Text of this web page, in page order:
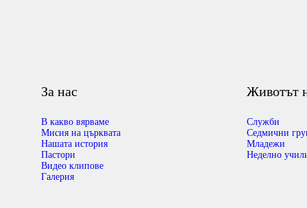
За нас
В какво вярваме
Мисия на църквата
Нашата история
Пастори
Видео клипове
Галерия
Животът
Служби
Седмични
Младежи
Неделно